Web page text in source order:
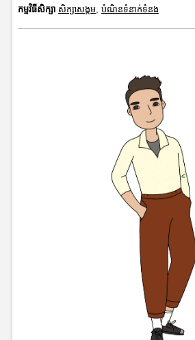
កម្មវិធីសិក្សា សិក្សាសង្គម, បំណិនទំនាក់ទំនង